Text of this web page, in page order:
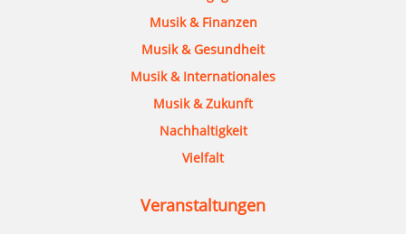
Musik & Finanzen
Musik & Gesundheit
Musik & Internationales
Musik & Zukunft
Nachhaltigkeit
Vielfalt
Veranstaltungen